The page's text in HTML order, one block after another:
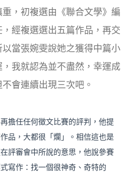
，初複選由《聯合文學》編
經複選選出五篇作品，再交
當張婉雯說她之獲得中篇小
我就認為並不盡然，幸運成
會連續出現三次吧。
擔任任何徵文比賽的評判，他提
品，大都很「爛」。相信這也是
評審會中所說的意思，他說參賽
寫作：找一個很神奇、奇特的